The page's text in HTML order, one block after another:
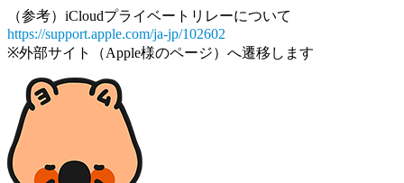
（参考）iCloudプライベートリレーについて
https://support.apple.com/ja-jp/102602
※外部サイト（Apple様のページ）へ遷移します